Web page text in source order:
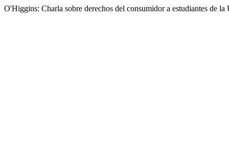
O'Higgins: Charla sobre derechos del consumidor a estudiantes de